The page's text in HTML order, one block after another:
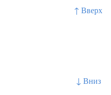
↑ Вверх
↓ Вниз